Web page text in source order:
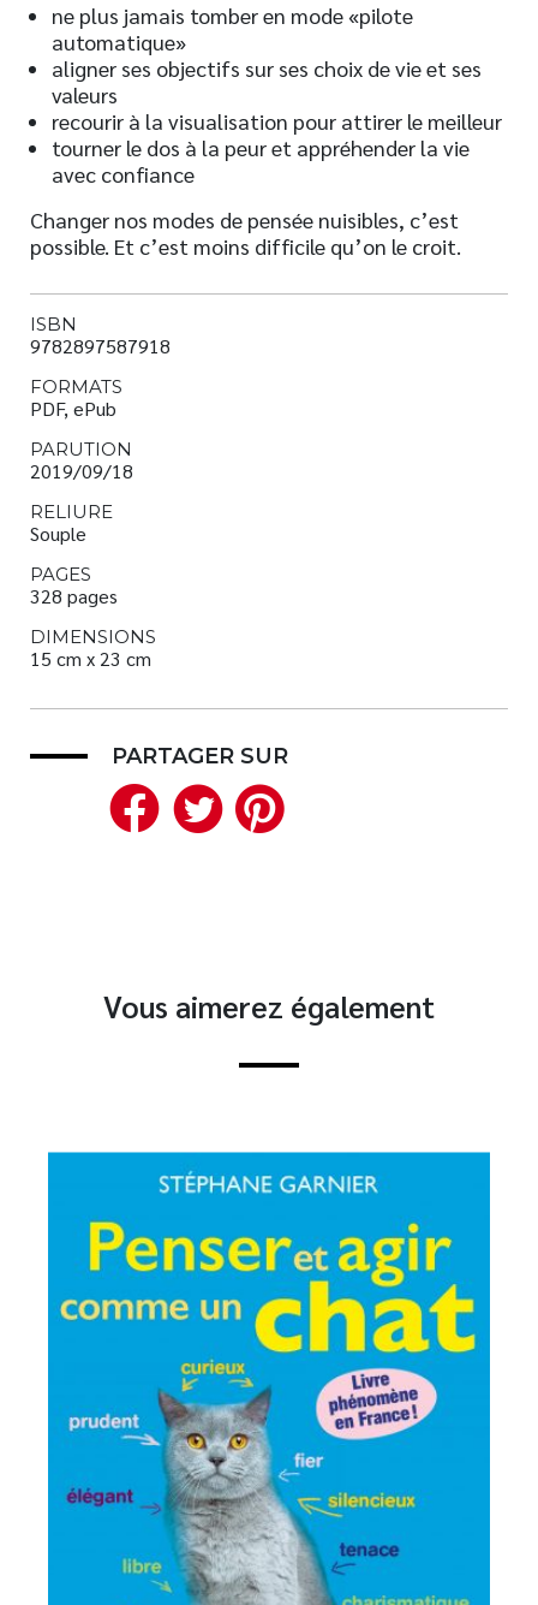
ne plus jamais tomber en mode «pilote
automatique»
aligner ses objectifs sur ses choix de vie et ses
valeurs
recourir à la visualisation pour attirer le meilleur
tourner le dos à la peur et appréhender la vie
avec confiance
Changer nos modes de pensée nuisibles, c’est
possible. Et c’est moins difficile qu’on le croit.
ISBN
9782897587918
FORMATS
PDF, ePub
PARUTION
2019/09/18
RELIURE
Souple
PAGES
328 pages
DIMENSIONS
15 cm x 23 cm
PARTAGER SUR
Facebook
Twitter
Vous aimerez également